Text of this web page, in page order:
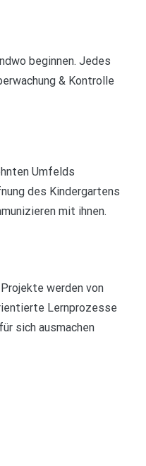
beginnen. Jedes
& Kontrolle
Umfelds
des Kindergartens
mit ihnen.
werden von
Lernprozesse
sich ausmachen